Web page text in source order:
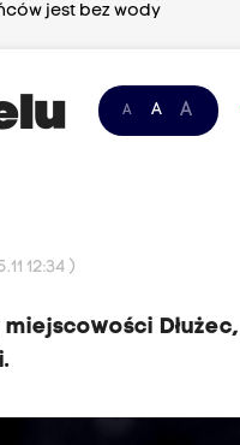
jest bez wody
A A A
12:34 )
Dłużec,